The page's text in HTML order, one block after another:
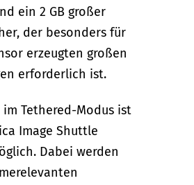
ein 2 GB großer
der besonders für
erzeugten großen
erforderlich ist.
Tethered-Modus ist
Image Shuttle
Dabei werden